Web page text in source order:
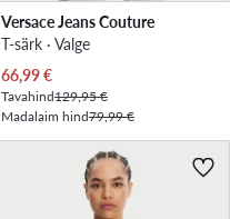
Versace Jeans Couture
T-särk · Valge
Praegune hind
66,99€
Tavahind129,95 €
Madalaim hind79,99 €